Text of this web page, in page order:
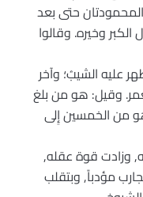
حتى بعد
وخيره. وقالوا
عليه الشيبُ؛ وآخر
وقيل: هو من بلغ
من الخمسين إِلى
وزادت قوة عقله,
مؤدباً, وبتقلب